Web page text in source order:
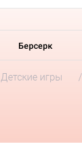
Берсерк
Детские игры